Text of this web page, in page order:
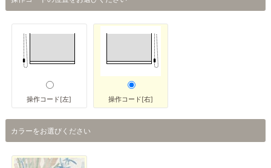
操作コード[左] 操作コード[右]
カラーをお選びください